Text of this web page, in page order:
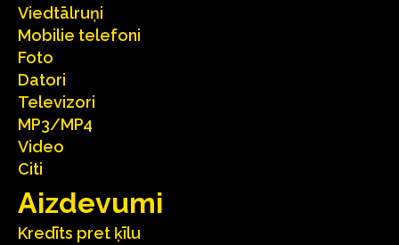
Viedtālruņi
Mobilie telefoni
Foto
Datori
Televizori
MP3/MP4
Video
Citi
Aizdevumi
Kredīts pret ķīlu